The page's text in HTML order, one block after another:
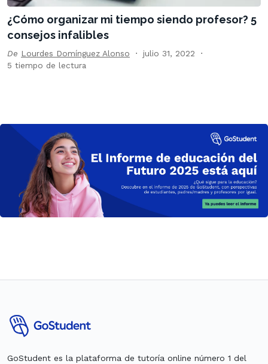
¿Cómo organizar mi tiempo siendo profesor? 5
consejos infalibles
De Lourdes Domínguez Alonso
julio 31, 2022
5 tiempo de lectura
GoStudent es la plataforma de tutoría online número 1 del